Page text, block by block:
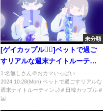
未分類
[ゲイカップル🏳️‍🌈]ベットで過ご
すリアルな週末ナイトルーティ
ン🌙＃日韓カップル＃国際カッ
プル＃🇯🇵🇰🇷
1:名無しさん＠おカマいっぱい
2024.10.28(Mon) ベットで過ごすリアルな
週末ナイトルーティン🌙＃日韓カップル＃
国...